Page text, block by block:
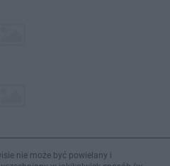
nie może być powielany i